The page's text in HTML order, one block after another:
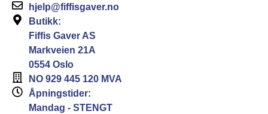
hjelp@fiffisgaver.no
Butikk:
Fiffis Gaver AS
Markveien 21A
0554 Oslo
NO 929 445 120 MVA
Åpningstider:
Mandag - STENGT